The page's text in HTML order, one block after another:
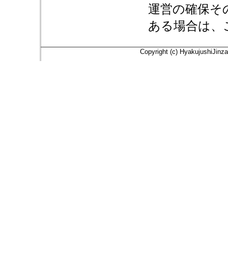
運営の確保そ
ある場合は
Copyright (c)